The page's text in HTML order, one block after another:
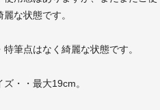
な状態です。
特筆点はなく綺麗な状態です。
ズ・・最大19cm。